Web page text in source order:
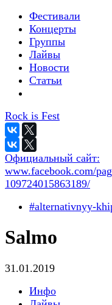
Фестивали
Концерты
Группы
Лайвы
Новости
Статьи
Rock is Fest
Официальный сайт:
www.facebook.com/
109724015863189/
#alternativnyy-
Salmo
31.01.2019
Инфо